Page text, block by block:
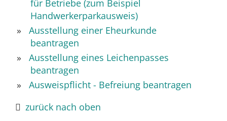
für Betriebe (zum Beispiel
Handwerkerparkausweis)
Ausstellung einer Eheurkunde
beantragen
Ausstellung eines Leichenpasses
beantragen
Ausweispflicht - Befreiung beantragen
zurück nach oben